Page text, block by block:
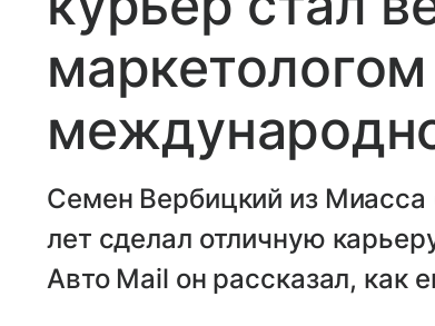
Семен Вербицкий из Миасса
лет сделал отличную
Авто Mail он рассказал, как